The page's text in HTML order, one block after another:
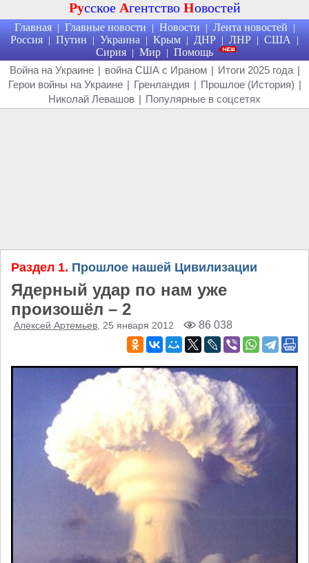
Русское Агентство Новостей
Главная | Главные новости | Новости | Лента новостей |
Россия | Путин | Украина | Крым | ДНР | ЛНР | США |
Сирия | Мир | Помощь
Война на Украине | война США с Ираном | Итоги 2025 года |
Герои войны на Украине | Гренландия | Прошлое (История) |
Николай Левашов | Популярные в соцсетях
Раздел 1. Прошлое нашей Цивилизации
Ядерный удар по нам уже
произошёл – 2
Алексей Артемьев , 25 января 2012 86 038